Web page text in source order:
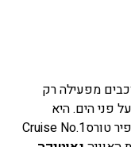
מפעילה רק
פני הים. היא
מיוצגת בישראל ע"י מחלקת השייט של אופיר טורסCruise No.1